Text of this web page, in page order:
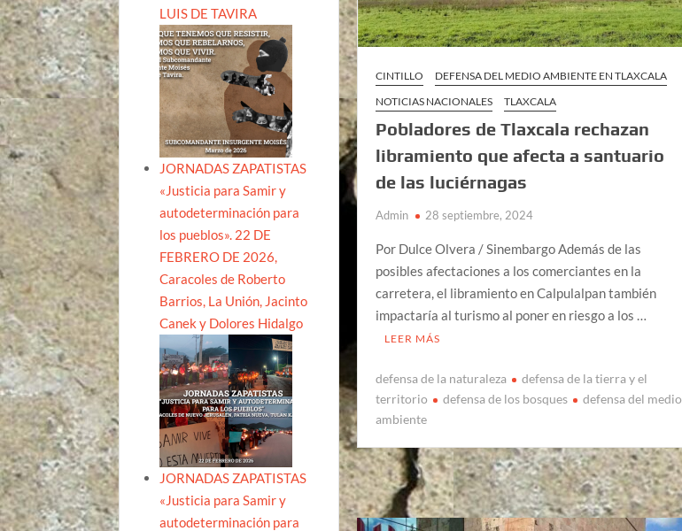
CINTILLO
DEFENSA DEL MEDIO AMBIENTE EN TLAXCALA
NOTICIAS NACIONALES
TLAXCALA
Pobladores de Tlaxcala rechazan
libramiento que afecta a santuario
de las luciérnagas
Admin 28 septiembre, 2024
Por Dulce Olvera / Sinembargo Además de las
posibles afectaciones a los comerciantes en la
carretera, el libramiento en Calpulalpan también
impactaría al turismo al poner en riesgo a los …
LEER MÁS
defensa de la naturaleza
defensa de la tierra y el
territorio
defensa de los bosques
defensa del medio
ambiente
LUIS DE TAVIRA
JORNADAS ZAPATISTAS
«Justicia para Samir y
autodeterminación para
los pueblos». 22 DE
FEBRERO DE 2026,
Caracoles de Roberto
Barrios, La Unión, Jacinto
Canek y Dolores Hidalgo
JORNADAS ZAPATISTAS
«Justicia para Samir y
autodeterminación para